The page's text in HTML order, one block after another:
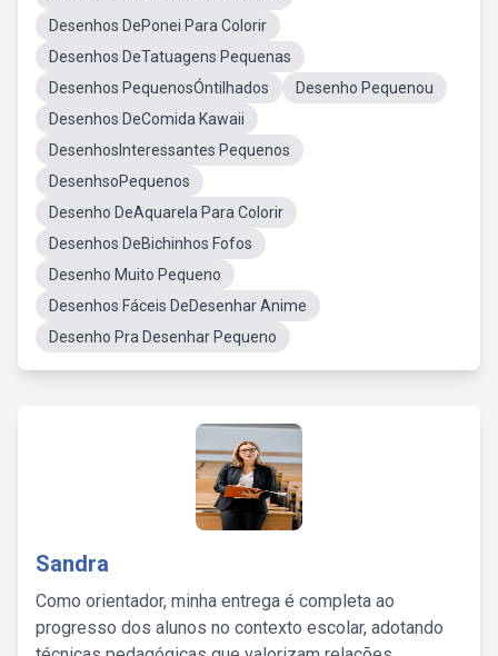
Desenhos DePonei Para Colorir
Desenhos DeTatuagens Pequenas
Desenhos PequenosÓntilhados
Desenho Pequenou
Desenhos DeComida Kawaii
DesenhosInteressantes Pequenos
DesenhsoPequenos
Desenho DeAquarela Para Colorir
Desenhos DeBichinhos Fofos
Desenho Muito Pequeno
Desenhos Fáceis DeDesenhar Anime
Desenho Pra Desenhar Pequeno
Sandra
Como orientador, minha entrega é completa ao
progresso dos alunos no contexto escolar, adotando